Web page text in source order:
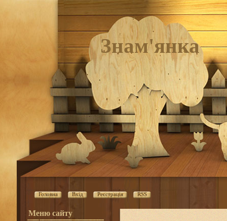
Знам'янка
Головна Вхід Реєстрація RSS
Меню сайту